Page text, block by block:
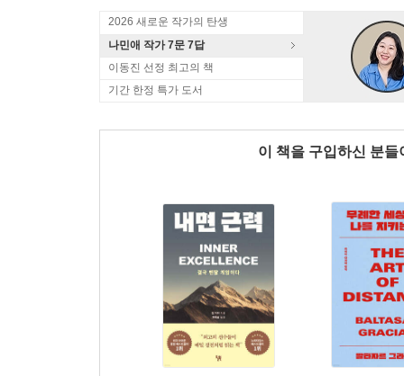
2026 새로운 작가의 탄생
나민애 작가 7문 7답
이동진 선정 최고의 책
기간 한정 특가 도서
이 책을 구입하신 분